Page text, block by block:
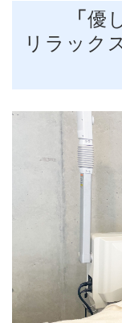
「 優
リラック